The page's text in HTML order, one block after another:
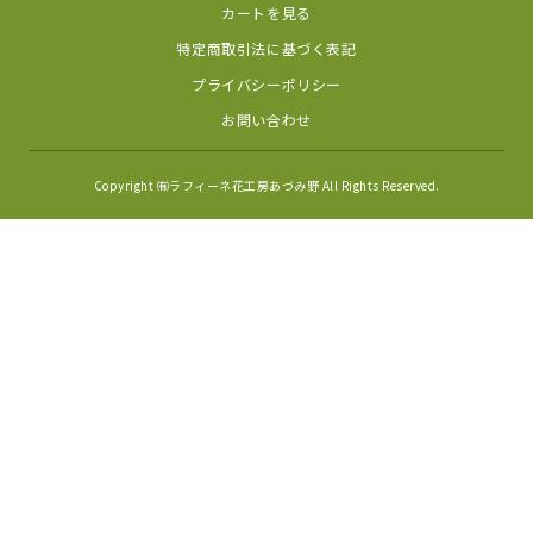
カートを見る
特定商取引法に基づく表記
プライバシーポリシー
お問い合わせ
Copyright ㈲ラフィーネ花工房あづみ野 All Rights Reserved.